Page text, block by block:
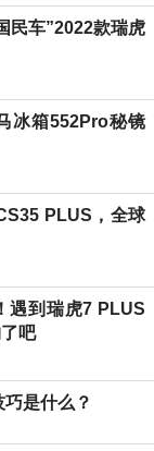
民车”2022款瑞虎
冰箱552Pro秘镜
PLUS，全球
遇到瑞虎7 PLUS
吧
是什么？